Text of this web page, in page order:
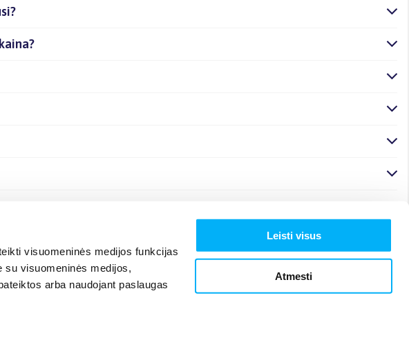
visuomeninės medijos funkcijas
su visuomeninės medijos,
arba naudojant paslaugas
Leisti visus
Atmesti